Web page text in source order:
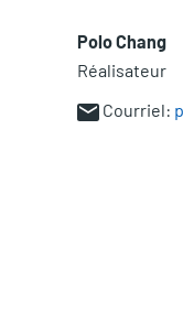
Polo Chang
Réalisateur
Courriel: